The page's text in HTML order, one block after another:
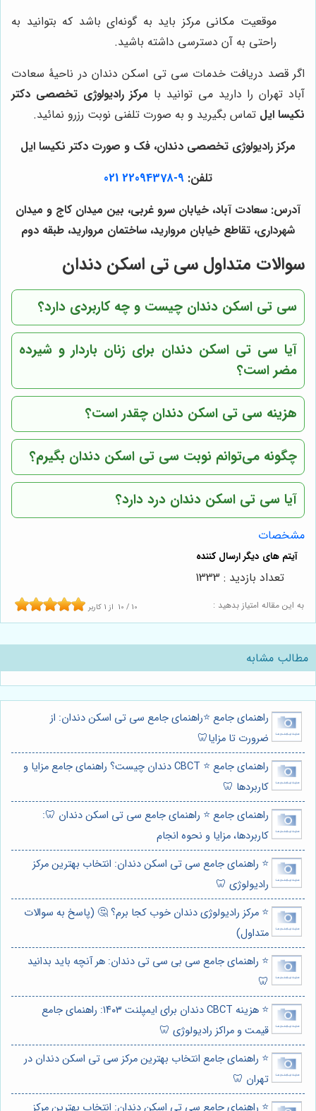
موقعیت مکانی مرکز باید به گونه‌ای باشد که بتوانید به
راحتی به آن دسترسی داشته باشید.
اگر قصد دریافت خدمات سی تی اسکن دندان در ناحیۀ سعادت
آباد تهران را دارید می توانید با مرکز رادیولوژی تخصصی دکتر
نکیسا ایل تماس بگیرید و به صورت تلفنی نوبت رزرو نمائید.
مرکز رادیولوژی تخصصی دندان، فک و صورت دکتر نکیسا ایل
تلفن: 9-22094378 021
آدرس: سعادت آباد، خیابان سرو غربی، بین میدان کاج و میدان
شهرداری، تقاطع خیابان مروارید، ساختمان مروارید، طبقه دوم
سوالات متداول سی تی اسکن دندان
سی تی اسکن دندان چیست و چه کاربردی دارد؟
آیا سی تی اسکن دندان برای زنان باردار و شیرده
مضر است؟
هزینه سی تی اسکن دندان چقدر است؟
چگونه می‌توانم نوبت سی تی اسکن دندان بگیرم؟
آیا سی تی اسکن دندان درد دارد؟
مشخصات
به این مقاله امتیاز بدهید : 10 / 10 از 1 کاربر
تعداد بازدید : 1333
مطالب مشابه
راهنمای جامع ⭐️راهنمای جامع سی تی اسکن دندان: از
ضرورت تا مزایا🦷
راهنمای جامع ⭐️ CBCT دندان چیست؟ راهنمای جامع مزایا و
کاربردها 🦷
راهنمای جامع ⭐️ راهنمای جامع سی تی اسکن دندان 🦷:
کاربردها، مزایا و نحوه انجام
⭐️ راهنمای جامع سی تی اسکن دندان: انتخاب بهترین مرکز
رادیولوژی 🦷
⭐️ مرکز رادیولوژی دندان خوب کجا برم؟ 🤔 (پاسخ به سوالات
متداول)
⭐️ راهنمای جامع سی بی سی تی دندان: هر آنچه باید بدانید
🦷
⭐️ هزینه CBCT دندان برای ایمپلنت ۱۴۰۳: راهنمای جامع
قیمت و مراکز رادیولوژی 🦷
⭐️ راهنمای جامع انتخاب بهترین مرکز سی تی اسکن دندان در
تهران 🦷
⭐️ راهنمای جامع سی تی اسکن دندان: انتخاب بهترین مرکز